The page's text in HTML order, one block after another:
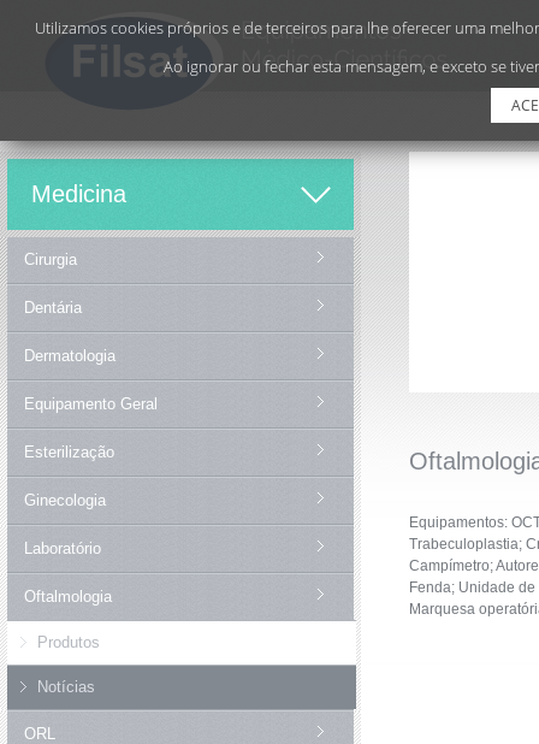
Medicina
Cirurgia
Dentária
Dermatologia
Equipamento Geral
Esterilização
Ginecologia
Laboratório
Oftalmologia
Produtos
Notícias
ORL
Equipamentos:
Trabeculoplastia;
Campímetro;
Fenda; Unidade
Marquesa
Utilizamos cookies próprios e de terceiros para lhe oferecer uma
Ao ignorar ou fechar esta mensagem, e exceto se